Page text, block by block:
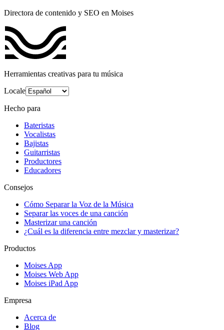
Directora de contenido y SEO en Moises
Herramientas creativas para tu música
Locale
Hecho para
Bateristas
Vocalistas
Bajistas
Guitarristas
Productores
Educadores
Consejos
Cómo Separar la Voz de la Música
Separar las voces de una canción
Masterizar una canción
¿Cuál es la diferencia entre mezclar y masterizar?
Productos
Moises App
Moises Web App
Moises iPad App
Empresa
Acerca de
Blog